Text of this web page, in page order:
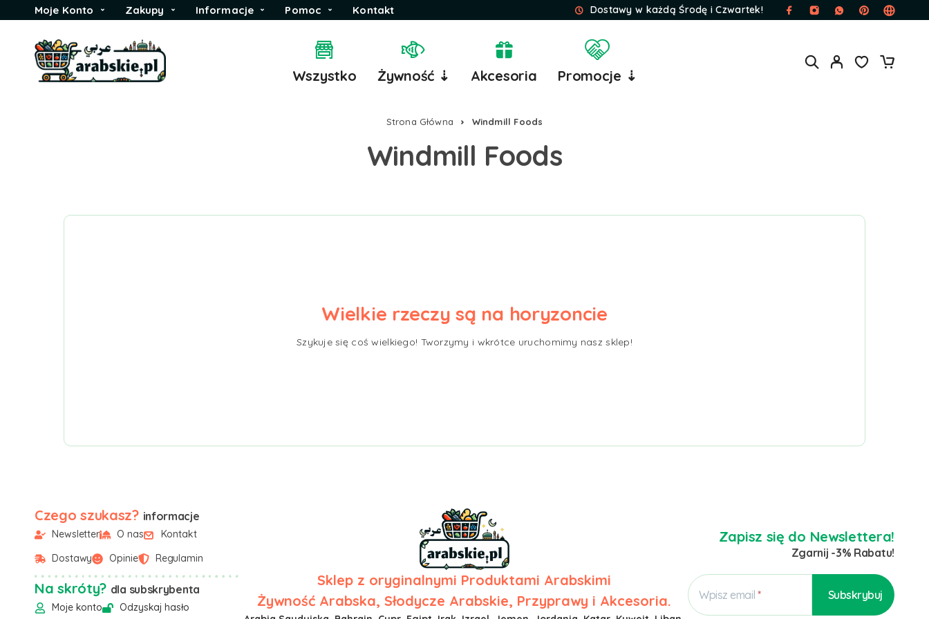
Moje Konto Zakupy Informacje Pomoc Kontakt Dostawy w każdą Środę i Czwartek!
Wszystko Żywność ⇣ Akcesoria Promocje ⇣
Strona Główna Windmill Foods
Windmill Foods
Wielkie rzeczy są na horyzoncie
Szykuje się coś wielkiego! Tworzymy i wkrótce uruchomimy nasz sklep!
Czego szukasz? informacje
Newsletter O nas
Kontakt
Dostawy
Opinie Regulamin
Na skróty? dla subskrybenta
Moje konto
Odzyskaj hasło
Sklep z oryginalnymi Produktami Arabskimi
Żywność Arabska, Słodycze Arabskie, Przyprawy i Akcesoria.
Zapisz się do Newslettera!
Zgarnij -3% Rabatu!
Wpisz email